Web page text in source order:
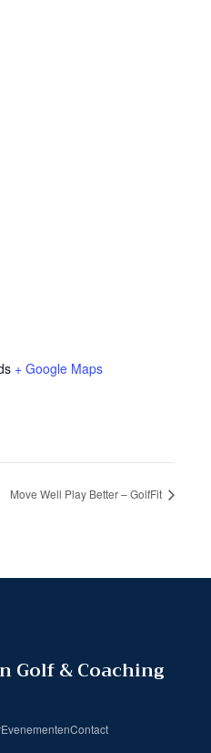
+ Google Maps
Move Well Play Better – GolfFit
Golf & Coaching
EvenementenContact